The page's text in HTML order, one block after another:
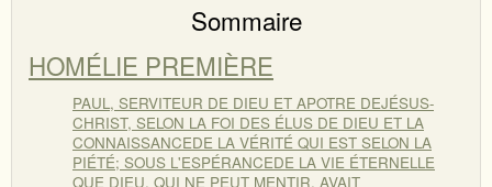
Sommaire
HOMÉLIE PREMIÈRE
PAUL, SERVITEUR DE DIEU ET APOTRE DEJÉSUS-
CHRIST, SELON LA FOI DES ÉLUS DE DIEU ET LA
CONNAISSANCEDE LA VÉRITÉ QUI EST SELON LA
PIÉTÉ; SOUS L'ESPÉRANCEDE LA VIE ÉTERNELLE
QUE DIEU, QUI NE PEUT MENTIR, AVAIT